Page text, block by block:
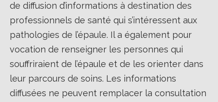
de diffusion d’informations à destination des
professionnels de santé qui s’intéressent aux
pathologies de l’épaule. Il a également pour
vocation de renseigner les personnes qui
souffriraient de l’épaule et de les orienter dans
leur parcours de soins. Les informations
diffusées ne peuvent remplacer la consultation